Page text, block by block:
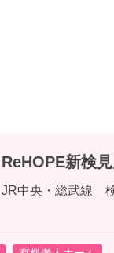
ReHOPE新検
JR中央・総武線